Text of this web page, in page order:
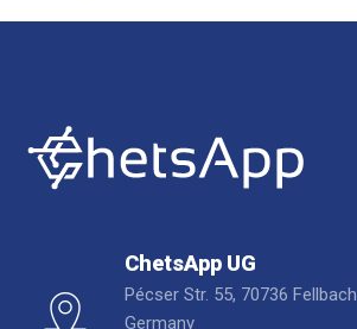
ChetsApp UG
Pécser Str. 55, 70736 Fellbach
Germany